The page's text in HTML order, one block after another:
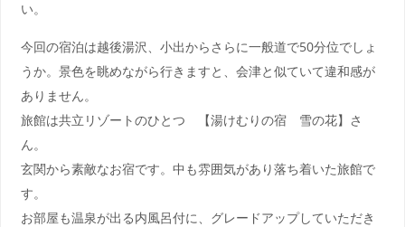
い。
今回の宿泊は越後湯沢、小出からさらに一般道で50分位でしょ
うか。景色を眺めながら行きますと、会津と似ていて違和感が
ありません。
旅館は共立リゾートのひとつ 【湯けむりの宿 雪の花】さ
ん。
玄関から素敵なお宿です。中も雰囲気があり落ち着いた旅館で
す。
お部屋も温泉が出る内風呂付に、グレードアップしていただき